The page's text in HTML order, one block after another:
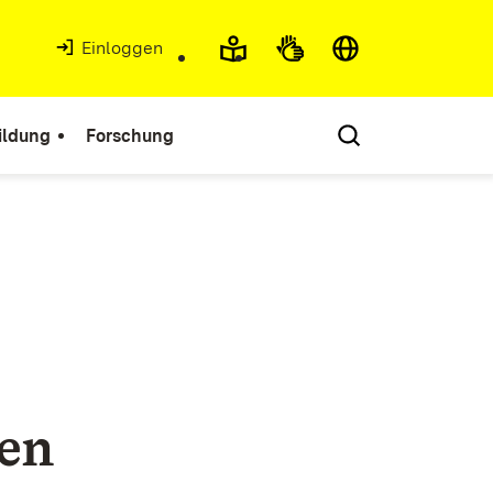
Einloggen
Forschung